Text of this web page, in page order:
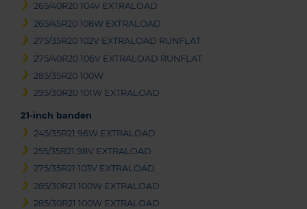
265/40R20 104V EXTRALOAD
265/45R20 108W EXTRALOAD
275/35R20 102V EXTRALOAD RUNFLAT
275/40R20 106V EXTRALOAD RUNFLAT
285/35R20 100W
295/30R20 101W EXTRALOAD
21-inch banden
245/35R21 96W EXTRALOAD
255/35R21 98V EXTRALOAD
275/35R21 103V EXTRALOAD
285/30R21 100W EXTRALOAD
285/30R21 100W EXTRALOAD